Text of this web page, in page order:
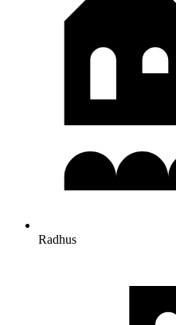
Radhus